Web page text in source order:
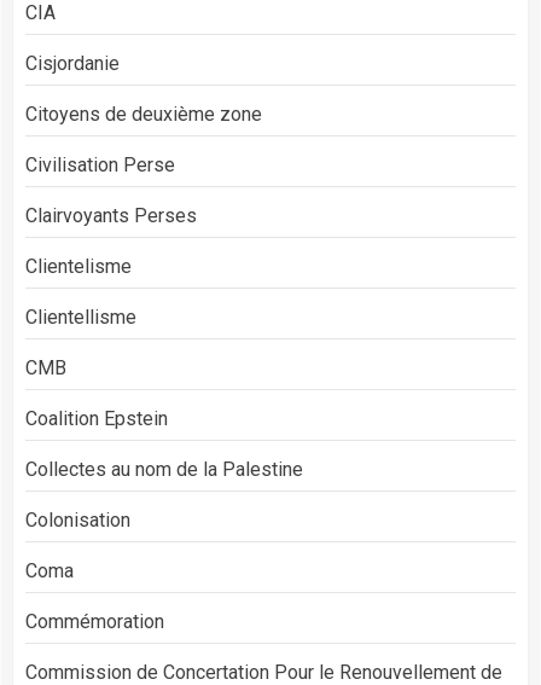
CIA
Cisjordanie
Citoyens de deuxième zone
Civilisation Perse
Clairvoyants Perses
Clientelisme
Clientellisme
CMB
Coalition Epstein
Collectes au nom de la Palestine
Colonisation
Coma
Commémoration
Commission de Concertation Pour le Renouvellement de